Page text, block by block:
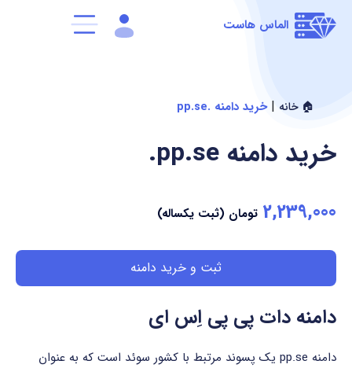
الماس هاست
🏠 خانه |خرید دامنه .pp.se
.pp.se خرید دامنه
2,239,000 تومان (ثبت یکساله)
ثبت و خرید دامنه
دامنه دات پی پی اِس ای
دامنه pp.se یک پسوند مرتبط با کشور سوئد است که به عنوان